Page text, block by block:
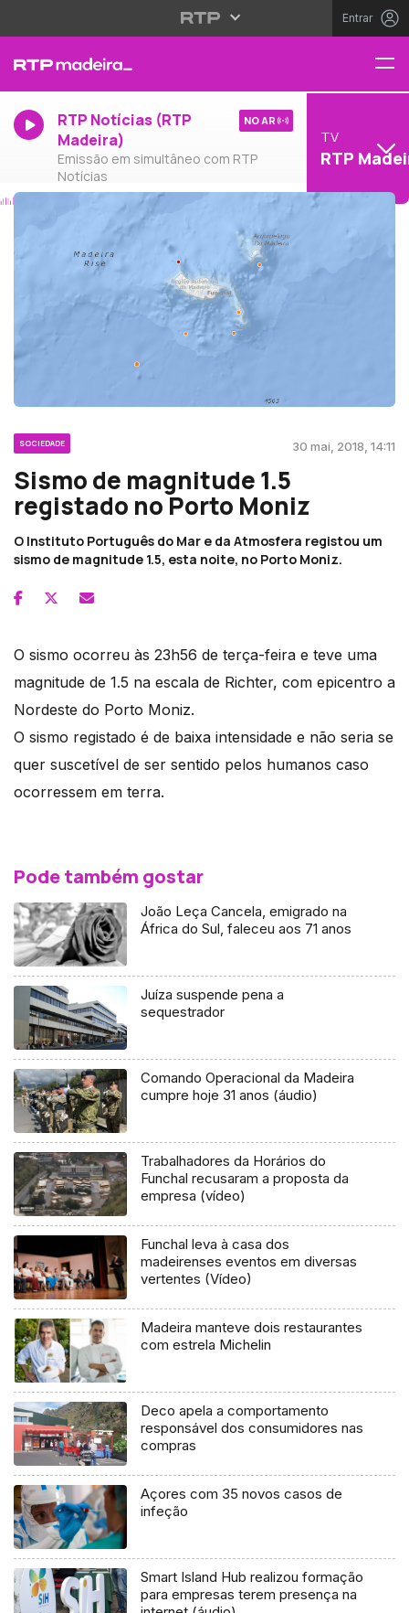
Entrar
RTP Notícias (RTP
Madeira)
Emissão em simultâneo com RTP
Notícias
NO AR
TV
RTP
SOCIEDADE 30 mai, 2018, 14:11
Sismo de magnitude 1.5
registado no Porto Moniz
O Instituto Português do Mar e da Atmosfera registou um
sismo de magnitude 1.5, esta noite, no Porto Moniz.
O sismo ocorreu às 23h56 de terça-feira e teve uma
magnitude de 1.5 na escala de Richter, com epicentro a
Nordeste do Porto Moniz.
O sismo registado é de baixa intensidade e não seria se
quer suscetível de ser sentido pelos humanos caso
ocorressem em terra.
Pode também gostar
João Leça Cancela, emigrado na
África do Sul, faleceu aos 71 anos
Juíza suspende pena a
sequestrador
Comando Operacional da Madeira
cumpre hoje 31 anos (áudio)
Trabalhadores da Horários do
Funchal recusaram a proposta da
empresa (vídeo)
Funchal leva à casa dos
madeirenses eventos em diversas
vertentes (Vídeo)
Madeira manteve dois restaurantes
com estrela Michelin
Deco apela a comportamento
responsável dos consumidores nas
compras
Açores com 35 novos casos de
infeção
Smart Island Hub realizou formação
para empresas terem presença na